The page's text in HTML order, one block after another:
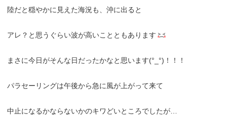
陸だと穏やかに見えた海況も、沖に出ると
アレ？と思うぐらい波が高いことともあります
まさに今日がそんな日だったかなと思います(°_°)！！！
パラセーリングは午後から急に風が上がって来て
中止になるかならないかのキワどいところでしたが…